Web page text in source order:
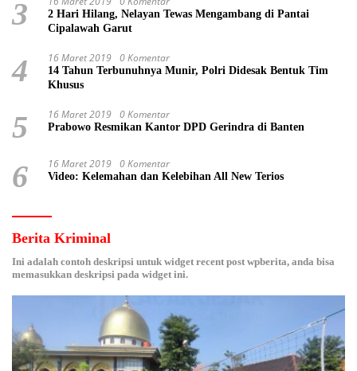
3
2 Hari Hilang, Nelayan Tewas Mengambang di Pantai
Cipalawah Garut
4 16 Maret 2019 0 Komentar
14 Tahun Terbunuhnya Munir, Polri Didesak Bentuk Tim
Khusus
5 16 Maret 2019 0 Komentar
Prabowo Resmikan Kantor DPD Gerindra di Banten
6 16 Maret 2019 0 Komentar
Video: Kelemahan dan Kelebihan All New Terios
Berita Kriminal
Ini adalah contoh deskripsi untuk widget recent post wpberita, anda bisa
memasukkan deskripsi pada widget ini.